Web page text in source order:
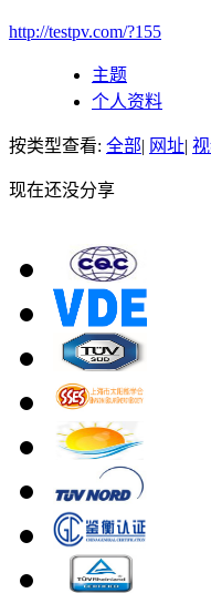
http://testpv.com/?155
主题
个人资料
按类型查看: 全部| 网址|
现在还没分享